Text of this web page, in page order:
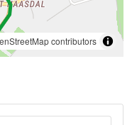
contributors